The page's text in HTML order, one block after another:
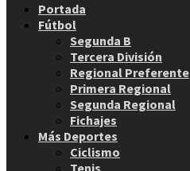
Portada
Fútbol
Segunda B
Tercera División
Regional Preferente
Primera Regional
Segunda Regional
Fichajes
Más Deportes
Ciclismo